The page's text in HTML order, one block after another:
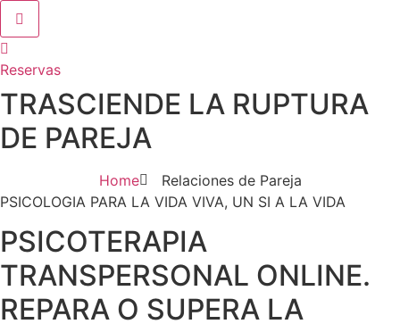
Reservas
TRASCIENDE LA RUPTURA
DE PAREJA
Home
Relaciones de Pareja
PSICOLOGIA PARA LA VIDA VIVA, UN SI A LA VIDA
PSICOTERAPIA
TRANSPERSONAL ONLINE.
REPARA O SUPERA LA